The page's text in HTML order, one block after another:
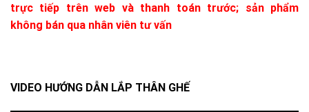
trực tiếp trên web và thanh toán trước; sản phẩm
không bán qua nhân viên tư vấn
VIDEO HƯỚNG DẪN LẮP THÂN GHẾ